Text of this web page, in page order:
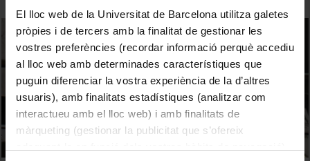
El lloc web de la Universitat de Barcelona utilitza galetes
pròpies i de tercers amb la finalitat de gestionar les
vostres preferències (recordar informació perquè accediu
al lloc web amb determinades característiques que
puguin diferenciar la vostra experiència de la d’altres
usuaris), amb finalitats estadístiques (analitzar com
interactueu amb el lloc web) i amb finalitats de
màrqueting (gestionar la publicitat que s’ofereix